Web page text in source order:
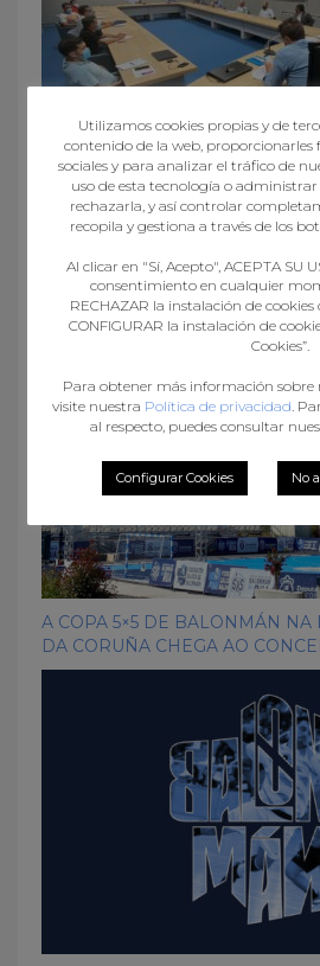
AS FEDERACIÓNS GALEGAS E
PROCURA DUN MODELO
ACTIVIDADE DEPORTIVA
A COPA 5×5 DE BALONMÁN NA
DA CORUÑA CHEGA AO
Utilizamos cookies propias y de
contenido de la web, proporcionarles
sociales y para analizar el tráfico de
uso de esta tecnología o
rechazarla, y así controlar
recopila y gestiona a través de los
Al clicar en "Sí, Acepto", ACEPTA SU
consentimiento en cualquier
RECHAZAR la instalación de
CONFIGURAR la instalación de
Cookies”.
Para obtener más información sobre
visite nuestra Política de privacidad .
al respecto, puedes consultar
Configurar Cookies No